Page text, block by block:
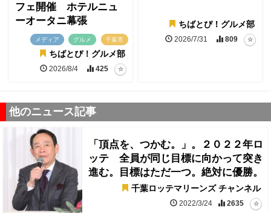
フェ開催 ホテルニュ
ーオータニ幕張
メディア グルメ 千葉市
ちばとぴ！グルメ部
2026/8/4 425
ちばとぴ！グルメ部
2026/7/31 809
他のニュース記事
「頂点を、つかむ。」。２０２２年ロ
ッテ 全員が同じ目標に向かって突き
進む。目標はただ一つ。絶対に優勝。
千葉ロッテマリーンズ チャンネル
2022/3/24 2635